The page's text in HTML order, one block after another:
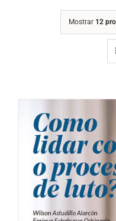
Mostrar 12